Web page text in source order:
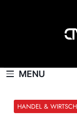
MENU
HANDEL &